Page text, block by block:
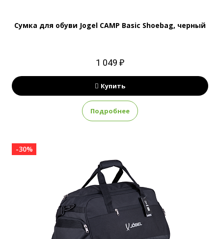
Сумка для обуви Jogel CAMP Basic Shoebag, черный
1 049 ₽
Купить
Подробнее
-30%